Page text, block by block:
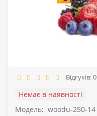
Відгуків: 0
Немає в наявності
Модель: woodu-250-14